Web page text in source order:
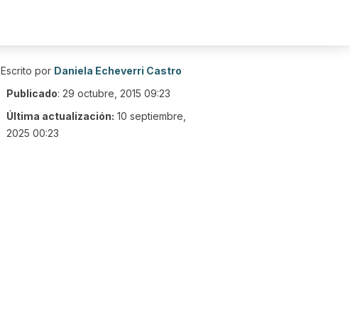
Escrito por Daniela Echeverri Castro
Publicado: 29 octubre, 2015 09:23
Última actualización: 10 septiembre,
2025 00:23